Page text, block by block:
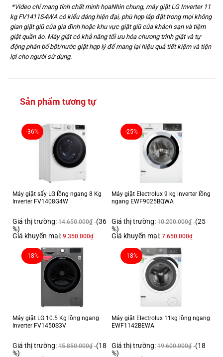
*Video chỉ mang tính chất minh họaNhìn chung, máy giặt LG Inverter 11
kg FV1411S4WA có kiểu dáng hiện đại, phù hợp lắp đặt trong mọi không
gian giặt giũ của gia đình hoặc khu vực giặt giũ của khách sạn và tiệm
giặt quần áo. Máy giặt có khả năng tối ưu hóa chương trình giặt và tự
động phân bổ bột/nước giặt hợp lý để mang lại hiệu quả tiết kiệm và tiện
lợi cho người sử dụng.
Sản phẩm tương tự
-36%
Máy giặt sấy LG lồng ngang 8 Kg
Inverter FV1408G4W
Giá thị trường: 14.650.000₫ (36
%)
Giá khuyến mại: 9.350.000₫
-25%
Máy giặt Electrolux 9 kg inverter lồng
ngang EWF9025BQWA
Giá thị trường: 10.200.000₫ (25
%)
Giá khuyến mại: 7.650.000₫
-18%
Máy giặt LG 10.5 Kg lồng ngang
Inverter FV1450S3V
Giá thị trường: 15.850.000₫ (18
%)
-18%
Máy giặt Electrolux 11kg lồng ngang
EWF1142BEWA
Giá thị trường: 19.600.000₫ (18
%)